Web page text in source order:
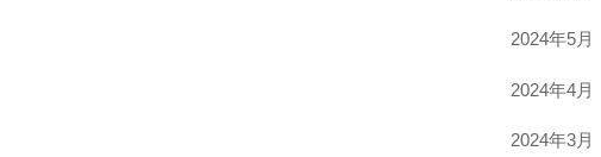
2024年5月
2024年4月
2024年3月